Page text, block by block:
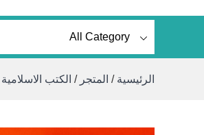
الرئيسية / المتجر / الكتب الاسلامية